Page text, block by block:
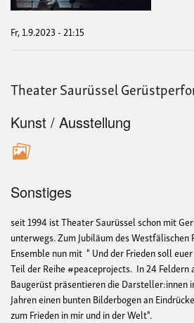
Fr, 1.9.2023 - 21:15
Theater Saurüssel
Kunst / Ausstellung
Sonstiges
seit 1994 ist Theater Saurüssel schon mit
unterwegs. Zum Jubiläum des Westfälischen
Ensemble nun mit " Und der Frieden soll
Teil der Reihe #peaceprojects. In 24 Feldern
Baugerüst präsentieren die Darsteller:innen
Jahren einen bunten Bilderbogen an
zum Frieden in mir und in der Welt".